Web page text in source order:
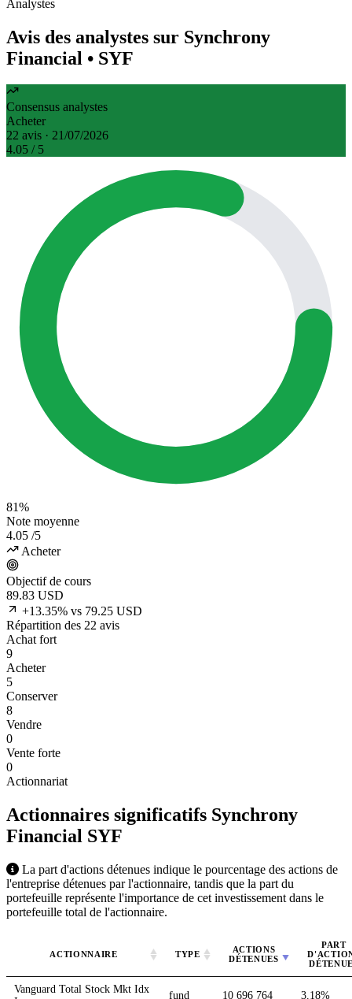
Analystes
Avis des analystes sur Synchrony
Financial • SYF
Consensus analystes
Acheter
22 avis · 21/07/2026
4.05 / 5
81%
Note moyenne
4.05 /5
Acheter
Objectif de cours
89.83 USD
+13.35% vs 79.25 USD
Répartition des 22 avis
Achat fort
9
Acheter
5
Conserver
8
Vendre
0
Vente forte
0
Actionnariat
Actionnaires significatifs Synchrony
Financial SYF
La part d'actions détenues indique le pourcentage des actions de
l'entreprise détenues par l'actionnaire, tandis que la part du
portefeuille représente l'importance de cet investissement dans le
portefeuille total de l'actionnaire.
ACTIONNAIRE TYPE
ACTIONS
DÉTENUES
PART
Vanguard Total Stock Mkt Idx
fund 10 696 764 3.18%